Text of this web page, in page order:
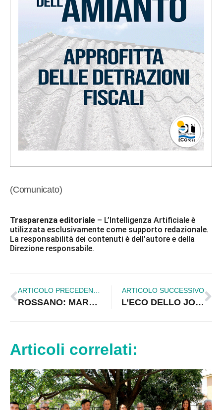
(Comunicato)
Trasparenza editoriale – L’Intelligenza Artificiale è
utilizzata esclusivamente come supporto redazionale.
La responsabilità dei contenuti è dell’autore e della
Direzione responsabile.
ARTICOLO PRECEDENTE
ROSSANO: MARTEDÌ 15 INTERRUZIONE ENERGIA ELETTRICA IN ALCUNE CONTRADE PER MANUTENZIONE
ARTICOLO SUCCESSIVO
L’ECO DELLO JONIO IN EDICOLA: I POTERI DEI SINDACI SULLA SANITA’
Articoli correlati: